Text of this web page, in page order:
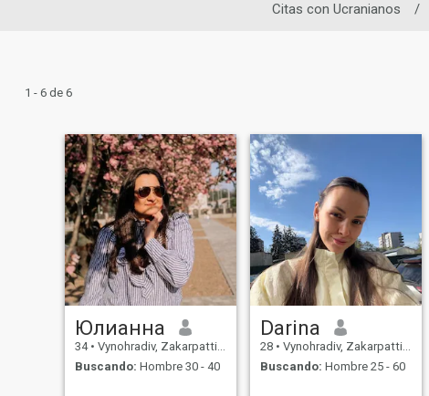
Citas con Ucranianos /
1 - 6 de 6
Юлианна
34 • Vynohradiv, Zakarpattia, Ukrania
Buscando: Hombre 30 - 40
Darina
28 • Vynohradiv, Zakarpattia, Ukrania
Buscando: Hombre 25 - 60